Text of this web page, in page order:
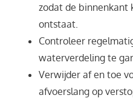
zodat de binnenkant
ontstaat.
Controleer
waterverdeling te
Verwijder af en toe
afvoerslang op